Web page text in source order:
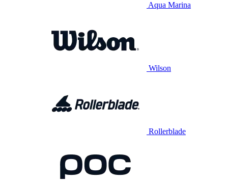
Aqua Marina
Wilson
Rollerblade